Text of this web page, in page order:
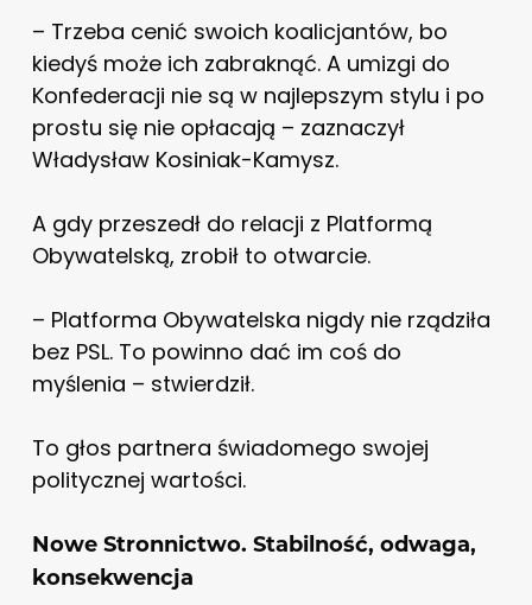
– Trzeba cenić swoich koalicjantów, bo
kiedyś może ich zabraknąć. A umizgi do
Konfederacji nie są w najlepszym stylu i po
prostu się nie opłacają – zaznaczył
Władysław Kosiniak-Kamysz.
A gdy przeszedł do relacji z Platformą
Obywatelską, zrobił to otwarcie.
– Platforma Obywatelska nigdy nie rządziła
bez PSL. To powinno dać im coś do
myślenia – stwierdził.
To głos partnera świadomego swojej
politycznej wartości.
Nowe Stronnictwo. Stabilność, odwaga,
konsekwencja